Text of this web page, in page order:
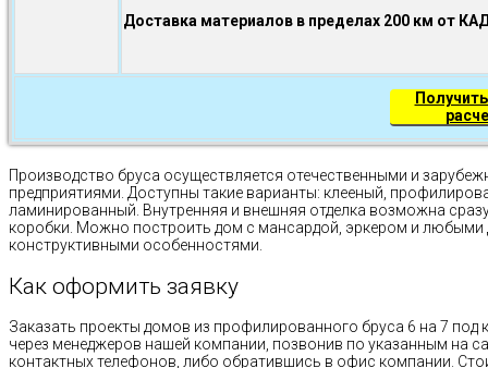
Доставка материалов в пределах 200 км от
Производство бруса осуществляется отечественными и
предприятиями. Доступны такие варианты: клееный,
ламинированный. Внутренняя и внешняя отделка возможна
коробки. Можно построить дом с мансардой, эркером и любыми
конструктивными особенностями.
Как оформить заявку
Заказать проекты домов из профилированного бруса 6 на 7
через менеджеров нашей компании, позвонив по указанным на
контактных телефонов, либо обратившись в офис компании.